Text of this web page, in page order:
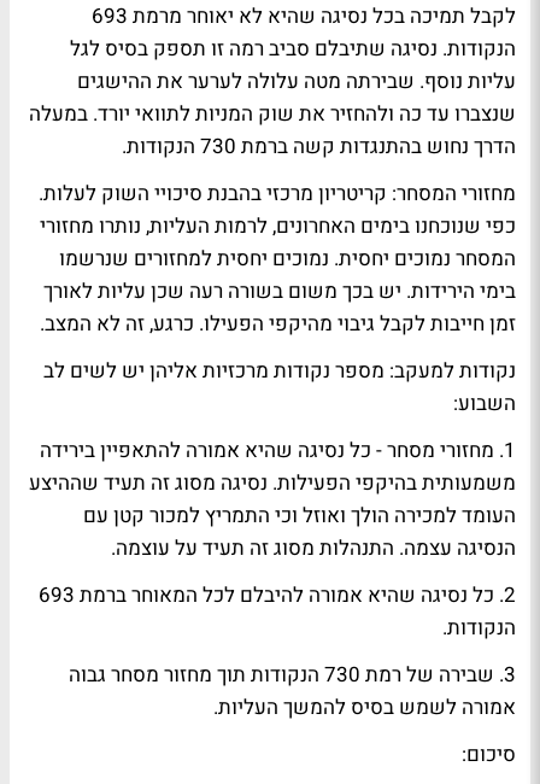
לקבל תמיכה בכל נסיגה שהיא לא יאוחר מרמת 693
הנקודות. נסיגה שתיבלם סביב רמה זו תספק בסיס לגל
עליות נוסף. שבירתה מטה עלולה לערער את ההישגים
שנצברו עד כה ולהחזיר את שוק המניות לתוואי יורד. במעלה
הדרך נחוש בהתנגדות קשה ברמת 730 הנקודות.
מחזורי המסחר: קריטריון מרכזי בהבנת סיכויי השוק לעלות.
כפי שנוכחנו בימים האחרונים, לרמות העליות, נותרו מחזורי
המסחר נמוכים יחסית. נמוכים יחסית למחזורים שנרשמו
בימי הירידות. יש בכך משום בשורה רעה שכן עליות לאורך
זמן חייבות לקבל גיבוי מהיקפי הפעילו. כרגע, זה לא המצב.
נקודות למעקב: מספר נקודות מרכזיות אליהן יש לשים לב
השבוע:
1. מחזורי מסחר - כל נסיגה שהיא אמורה להתאפיין בירידה
משמעותית בהיקפי הפעילות. נסיגה מסוג זה תעיד שההיצע
העומד למכירה הולך ואוזל וכי התמריץ למכור קטן עם
הנסיגה עצמה. התנהלות מסוג זה תעיד על עוצמה.
2. כל נסיגה שהיא אמורה להיבלם לכל המאוחר ברמת 693
הנקודות.
3. שבירה של רמת 730 הנקודות תוך מחזור מסחר גבוה
אמורה לשמש בסיס להמשך העליות.
סיכום: